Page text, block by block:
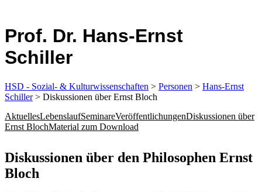
Prof. Dr. Hans-Ernst
Schiller
HSD - Sozial- & Kulturwissenschaften > Personen > Hans-Ernst
Schiller> Diskussionen über Ernst Bloch
AktuellesLebenslaufSeminareVeröffentlichungenDiskussionen über
Ernst BlochMaterial zum Download
​​​​​​​​​​Diskussionen über den Philosophen Ernst
Bloch